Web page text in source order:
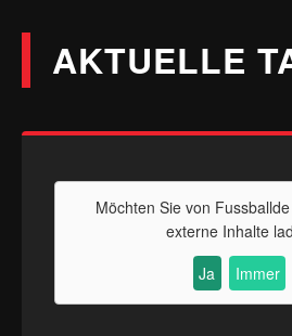
AKTUELLE
Möchten Sie von Fussballde
externe Inhalte
Ja
Immer